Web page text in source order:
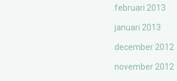
februari 2013
januari 2013
december 2012
november 2012